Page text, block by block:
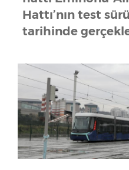
Hattı’nın test
tarihinde